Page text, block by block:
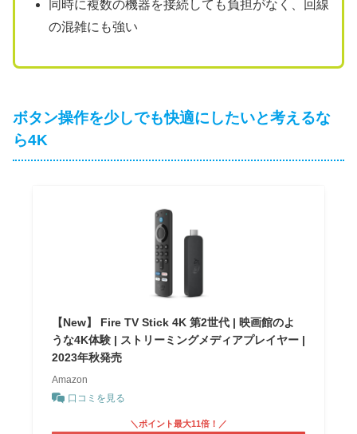
同時に複数の機器を接続しても負担がなく、回線
の混雑にも強い
ボタン操作を少しでも快適にしたいと考えるな
ら4K
【New】 Fire TV Stick 4K 第2世代 | 映画館のよ
うな4K体験 | ストリーミングメディアプレイヤー |
2023年秋発売
Amazon
口コミを見る
＼ポイント最大11倍！／